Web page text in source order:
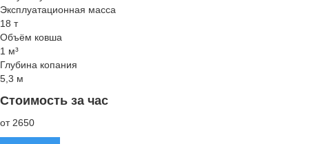
Эксплуатационная масса
18 т
Объём ковша
1 м³
Глубина копания
5,3 м
Стоимость за час
от 2650